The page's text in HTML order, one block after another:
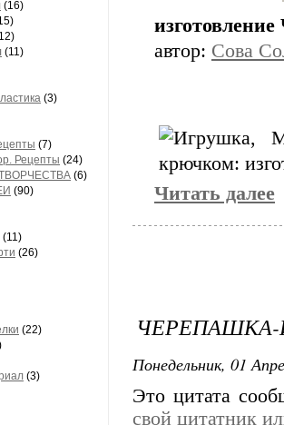
(16)
(11)
(3)
(7)
Рецепты (24)
(6)
(90)
(11)
(26)
(22)
(3)
автор: Сова
Читать далее
Понедельник, 01
Это цитата
свой цитатник